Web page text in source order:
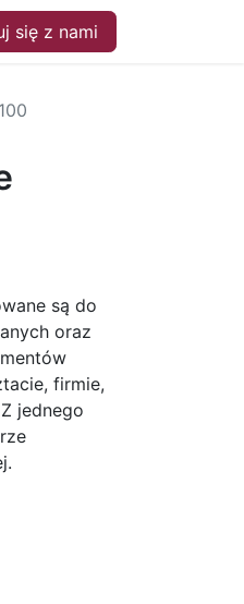
się z nami
są do
oraz
firmie,
jednego